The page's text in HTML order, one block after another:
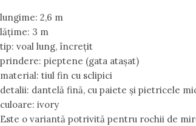
lungime: 2,6 m
lățime: 3 m
tip: voal lung, încrețit
prindere: pieptene (gata atașat)
material: tiul fin cu sclipici
detalii: dantelă fină, cu paiete și pietricele
culoare: ivory
Este o variantă potrivită pentru rochii de